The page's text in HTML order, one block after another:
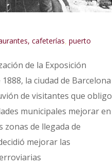
cafeterías puerto
de la Exposición
la ciudad de Barcelona
de visitantes que obligo
municipales mejorar en
zonas de llegada de
mejorar las